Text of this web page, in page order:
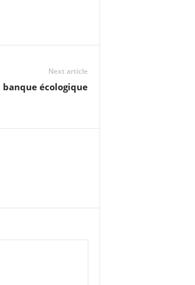
Next article
écologique